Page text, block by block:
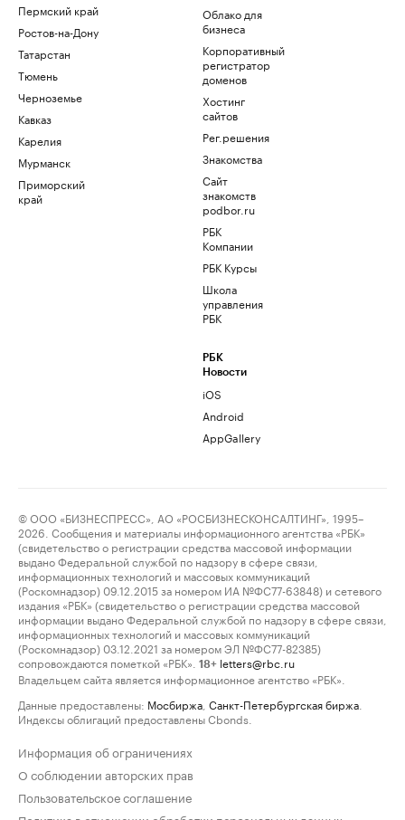
Пермский край
Ростов-на-Дону
Татарстан
Тюмень
Черноземье
Кавказ
Карелия
Мурманск
Приморский
край
Облако для
бизнеса
Корпоративный
регистратор
доменов
Хостинг
сайтов
Рег.решения
Знакомства
Сайт
знакомств
podbor.ru
РБК
Компании
РБК Курсы
Школа
управления
РБК
РБК
Новости
iOS
Android
AppGallery
© ООО «БИЗНЕСПРЕСС», АО «РОСБИЗНЕСКОНСАЛТИНГ», 1995–
2026. Сообщения и материалы информационного агентства «РБК»
(свидетельство о регистрации средства массовой информации
выдано Федеральной службой по надзору в сфере связи,
информационных технологий и массовых коммуникаций
(Роскомнадзор) 09.12.2015 за номером ИА №ФС77-63848) и сетевого
издания «РБК» (свидетельство о регистрации средства массовой
информации выдано Федеральной службой по надзору в сфере связи,
информационных технологий и массовых коммуникаций
(Роскомнадзор) 03.12.2021 за номером ЭЛ №ФС77-82385)
сопровождаются пометкой «РБК».
18+ letters@rbc.ru
Владельцем сайта является информационное агентство «РБК».
Данные предоставлены: Мосбиржа Санкт-Петербургская биржа
Индексы облигаций предоставлены Cbonds.
Информация об ограничениях
О соблюдении авторских прав
Пользовательское соглашение